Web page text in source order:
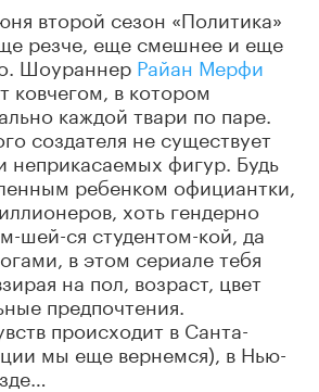
второй сезон «Политика»
резче, еще смешнее и еще
Шоураннер Райан Мерфи
ковчегом, в котором
каждой твари по паре.
создателя не существует
неприкасаемых фигур. Будь
ребенком официантки,
хоть гендерно
шей-ся студентом-кой, да
в этом сериале тебя
на пол, возраст, цвет
предпочтения.
происходит в Санта-
мы еще вернемся), в Нью-